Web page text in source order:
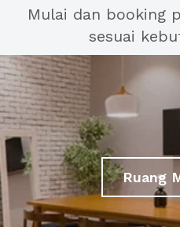
Mulai dan booking
sesuai
Ruang